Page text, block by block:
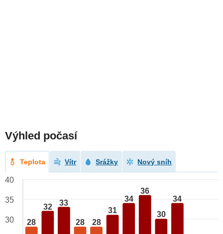
Výhled počasí
Teplota Vítr Srážky Nový sníh
28
32 33
28 28
31
34
36
30
34
40
35
30